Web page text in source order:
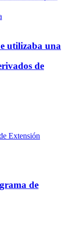
utilizaba una
de
de